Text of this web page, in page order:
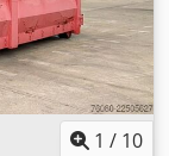
Emplacement
1 / 10